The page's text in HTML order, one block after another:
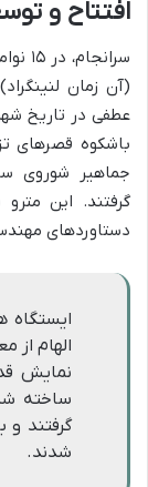
افتتاح و
(آن زمان
عطفی در تاریخ
باشکوه قصرهای
جماهیر شوروی
گرفتند. این
دستاوردهای
ایستگاه
الهام از
نمایش
ساخته
گرفتند و
شدند.